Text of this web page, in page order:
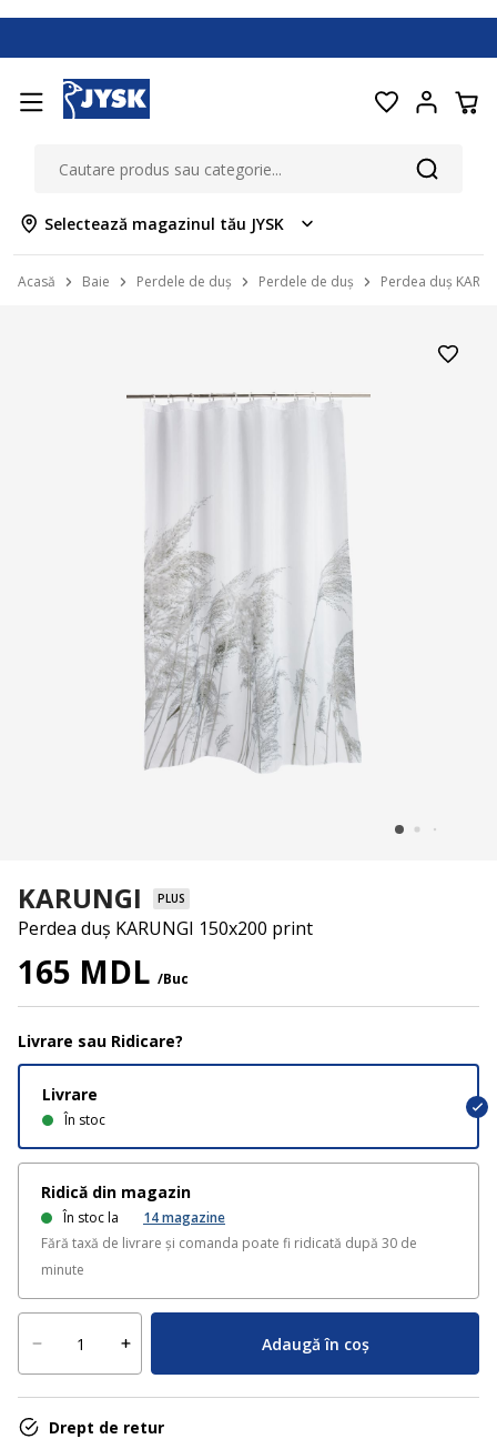
Selectează magazinul tău JYSK
Acasă Baie Perdele de duș Perdele de duș Perdea duș
KARUNGI PLUS
Perdea duș KARUNGI 150x200 print
165 MDL /Buc
Livrare sau Ridicare?
Livrare
În stoc
Ridică din magazin
În stoc la 14magazine
Fără taxă de livrare și comanda poate fi ridicată după 30 de
minute
Adaugă în coș
Drept de retur